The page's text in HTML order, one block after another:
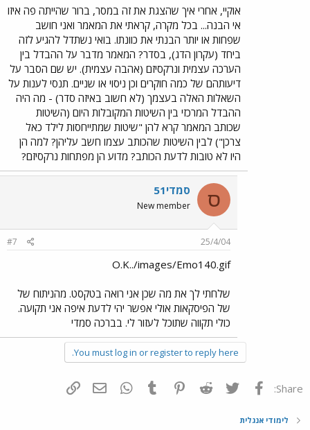
אוקיי, אחרי איך שהצגת את זה במסר, ברור שהייתה פה איזו
אי הבנה... בכל מקרה, קראתי את המאמר ואני חושב
שפחות או יותר הבנתי את כוונתו. בואי נשתדל להגיע לזה
ביחד (עקרון הדג), בסדר? המאמר מדבר על ההבדל בין
הערכה עצמית ונרקסיזם (אהבה עצמית). יש שם הסבר על
דיעותהם של כמה חוקרים וכן ניסוי או שניים. תנסי לענות על
השאלות האלה בעצמך (לא חשוב באיזה סדר) - מה היה
ההבדל המרכזי בין השיטות המקובלות היום (השיטות
שכותב המאמר קרא להן "שיטות שמתייחסות לילד כאל
צרכן") לבין השיטות שהכותב עצמו חשב עליהן? למה הן
היו לא טובות לדעת הכותב? מדוע הן מפתחות נרקסיזם?
ס סמדי51
New member
25/4/04
#7
O.K../images/Emo140.gif
שלחתי לך את מה שכן אני רואה בטקסט. מהניתוח של
של הפיסקאות אולי אפשר יהי לדעת איפה אני תקועה.
כולי תקווה שתוכל לעזור לי. בברכה סמדי
You must log in or register to reply here.
Share: פייסבוק Twitter
Reddit
Pinterest
Tumblr
WhatsAppדואר אלקטרוני
לימודי אנגלית